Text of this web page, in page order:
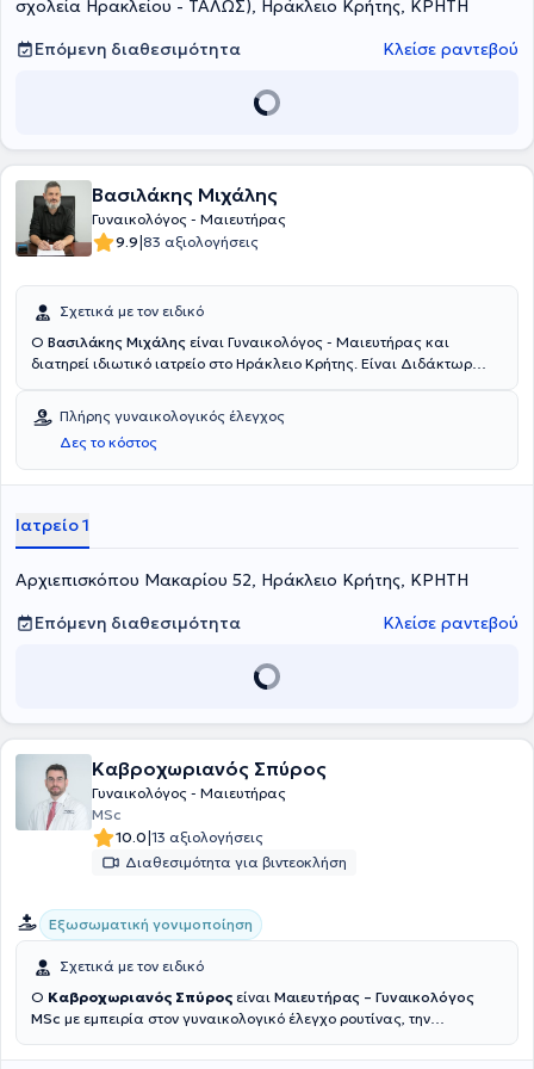
σχολεία Ηρακλείου - ΤΑΛΩΣ), Ηράκλειο Κρήτης, ΚΡΗΤΗ
Επόμενη διαθεσιμότητα
Κλείσε ραντεβού
Βασιλάκης Μιχάλης
Γυναικολόγος - Μαιευτήρας
9.9|83 αξιολογήσεις
Σχετικά με τον ειδικό
Ο Βασιλάκης Μιχάλης είναι Γυναικολόγος - Μαιευτήρας και
διατηρεί ιδιωτικό ιατρείο στο Ηράκλειο Κρήτης. Είναι Διδάκτωρ
Γυναικολογία - Μαιευτική. Διαθέτει πολυετή κλινική εμπειρία και
συνεργάζεται με το Euromedica ΜΗΤΕΡΑ και το Ασκληπιείον Κρήτης.
Τέλος, έχει συμμετάσχει σε πολυάριθμα συνέδρια στο εξωτερικό
και στην Ελλάδα.
Πλήρης γυναικολογικός έλεγχος
Δες το κόστος
Ιατρείο 1
Αρχιεπισκόπου Μακαρίου 52, Ηράκλειο Κρήτης, ΚΡΗΤΗ
Επόμενη διαθεσιμότητα
Κλείσε ραντεβού
Καβροχωριανός Σπύρος
Γυναικολόγος - Μαιευτήρας
MSc
10.0|13 αξιολογήσεις
Διαθεσιμότητα για βιντεοκλήση
Εξωσωματική γονιμοποίηση
Σχετικά με τον ειδικό
Ο Καβροχωριανός Σπύρος είναι Μαιευτήρας – Γυναικολόγος
MSc με εμπειρία στον γυναικολογικό έλεγχο ρουτίνας, την
υπογονιμότητας. Στο ιατρείο που διατηρεί στο Ηράκλειο Κρήτης,